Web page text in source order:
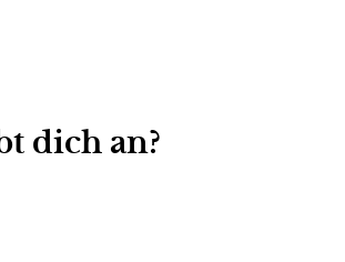
dich an?